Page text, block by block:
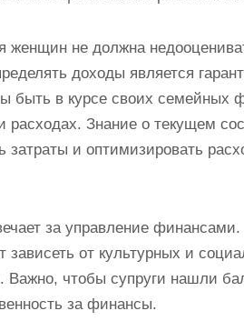
женщин не должна
доходы является
в курсе своих семейных
расходах. Знание о текущем
и оптимизировать
за управление
от культурных и
Важно, чтобы супруги нашли
за финансы.